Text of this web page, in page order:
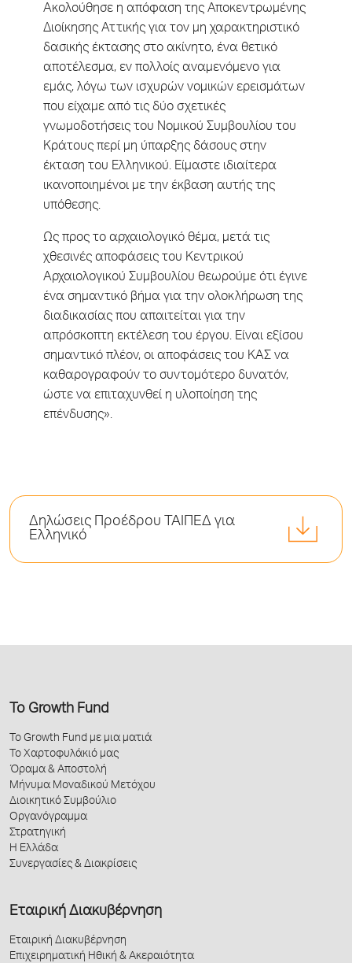
Ακολούθησε η απόφαση της Αποκεντρωμένης
Διοίκησης Αττικής για τον μη χαρακτηριστικό
δασικής έκτασης στο ακίνητο, ένα θετικό
αποτέλεσμα, εν πολλοίς αναμενόμενο για
εμάς, λόγω των ισχυρών νομικών ερεισμάτων
που είχαμε από τις δύο σχετικές
γνωμοδοτήσεις του Νομικού Συμβουλίου του
Κράτους περί μη ύπαρξης δάσους στην
έκταση του Ελληνικού. Είμαστε ιδιαίτερα
ικανοποιημένοι με την έκβαση αυτής της
υπόθεσης.
Ως προς το αρχαιολογικό θέμα, μετά τις
χθεσινές αποφάσεις του Κεντρικού
Αρχαιολογικού Συμβουλίου θεωρούμε ότι έγινε
ένα σημαντικό βήμα για την ολοκλήρωση της
διαδικασίας που απαιτείται για την
απρόσκοπτη εκτέλεση του έργου. Είναι εξίσου
σημαντικό πλέον, οι αποφάσεις του ΚΑΣ να
καθαρογραφούν το συντομότερο δυνατόν,
ώστε να επιταχυνθεί η υλοποίηση της
επένδυσης».
Δηλώσεις Προέδρου ΤΑΙΠΕΔ για
Ελληνικό
Το Growth Fund
Το Growth Fund με μια ματιά
Το Χαρτοφυλάκιό μας
Όραμα & Αποστολή
Μήνυμα Μοναδικού Μετόχου
Διοικητικό Συμβούλιο
Οργανόγραμμα
Στρατηγική
Η Ελλάδα
Συνεργασίες & Διακρίσεις
Εταιρική Διακυβέρνηση
Εταιρική Διακυβέρνηση
Επιχειρηματική Ηθική & Ακεραιότητα